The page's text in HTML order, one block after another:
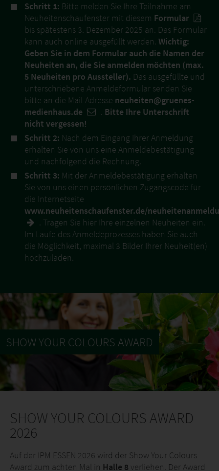
Schritt 1: Bitte melden Sie Ihre Teilnahme am
Neuheitenschaufenster mit diesem Formular
bis spätestens 3. Dezember 2025 an. Das Formular
kann auch online ausgefüllt werden. Wichtig:
Geben Sie in dem Formular auch die Namen der
Neuheiten an, die Sie anmelden möchten (max.
5 Neuheiten pro Aussteller). Das ausgefüllte und
unterschriebene Anmeldeformular senden Sie
bitte an die Mail-Adresse neuheiten@gruenes-
medienhaus.de
. Bitte Ihre Unterschrift
nicht vergessen!
Schritt 2: Nach dem Eingang Ihrer Anmeldung
erhalten Sie von uns eine Anmeldebestätigung
und nachfolgend die Rechnung.
Schritt 3: Mit der Anmeldebestätigung erhalten
Sie von uns einen persönlichen Zugangscode für
die Internetseite
www.neuheitenschaufenster.de/
. Tragen Sie hier Ihre einzelnen Neuheiten ein.
Im Laufe des Anmeldeprozesses haben Sie auch
die Möglichkeit, maximal 3 Bilder Ihrer Neuheit(en)
hochzuladen.
SHOW YOUR COLOURS AWARD
SHOW YOUR COLOURS AWARD
2026
Auf der IPM ESSEN 2026 wird der Show Your Colours
Award zum achten Mal in Halle 8 verliehen. Der Award